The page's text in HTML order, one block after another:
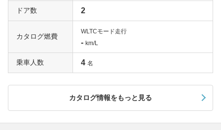
ドア数 2
カタログ燃費
WLTCモード走行
- km/L
乗車人数 4 名
カタログ情報をもっと見る